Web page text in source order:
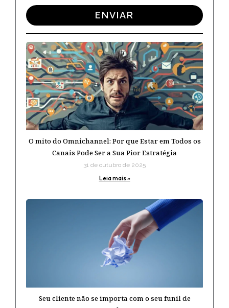
Empresa
ENVIAR
O mito do Omnichannel: Por que Estar em Todos os
Canais Pode Ser a Sua Pior Estratégia
31 de outubro de 2025
Leia mais »
Seu cliente não se importa com o seu funil de